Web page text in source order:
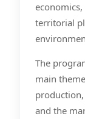
territorial
The
main
and the